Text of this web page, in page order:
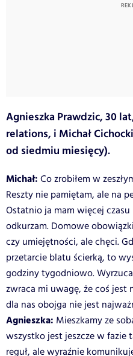
Agnieszka Prawdzic, 30
relations, i Michał
od siedmiu miesięcy).
Michał: Co zrobiłem w
Reszty nie pamiętam, ale na
Ostatnio ja mam więcej
odkurzam. Domowe
czy umiejętności, ale chęci.
przetarcie blatu ścierką, to
godziny tygodniowo.
zwraca mi uwagę, że coś jest
dla nas obojga nie jest
Agnieszka: Mieszkamy ze
wszystko jest jeszcze w fazie
reguł, ale wyraźnie